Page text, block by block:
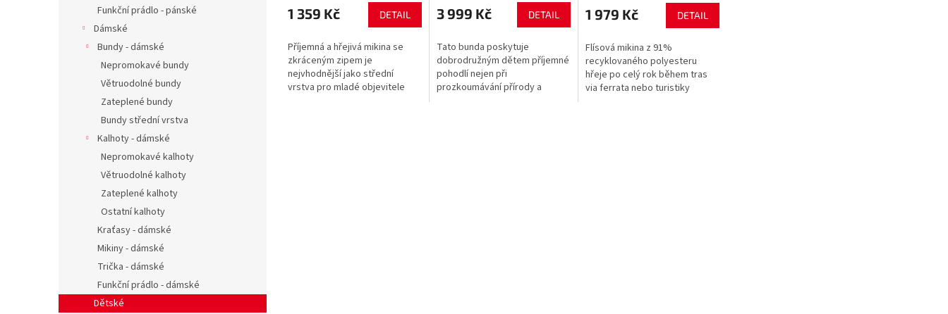
Funkční prádlo - pánské
Dámské
Bundy - dámské
Nepromokavé bundy
Větruodolné bundy
Zateplené bundy
Bundy střední vrstva
Kalhoty - dámské
Nepromokavé kalhoty
Větruodolné kalhoty
Zateplené kalhoty
Ostatní kalhoty
Kraťasy - dámské
Mikiny - dámské
Trička - dámské
Funkční prádlo - dámské
Dětské
1 359 Kč DETAIL
Příjemná a hřejivá mikina se
zkráceným zipem je
nejvhodnější jako střední
vrstva pro mladé objevitele
3 999 Kč DETAIL
Tato bunda poskytuje
dobrodružným dětem příjemné
pohodlí nejen při
prozkoumávání přírody a
1 979 Kč DETAIL
Flísová mikina z 91%
recyklovaného polyesteru
hřeje po celý rok během tras
via ferrata nebo turistiky